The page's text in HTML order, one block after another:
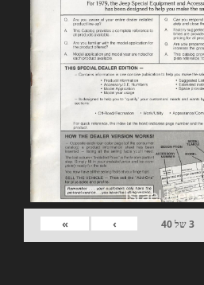
3של40
›
»